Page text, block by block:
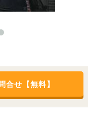
合せ【無料】